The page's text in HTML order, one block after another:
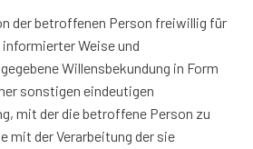
der betroffenen Person freiwillig für
Weise und
Willensbekundung in Form
sonstigen eindeutigen
mit der die betroffene Person zu
mit der Verarbeitung der sie